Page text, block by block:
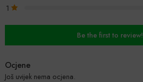
1
Be the first to review!
Ocjene
Još uvijek nema ocjena.